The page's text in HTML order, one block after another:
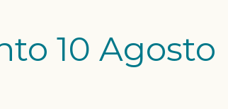
10 Agosto